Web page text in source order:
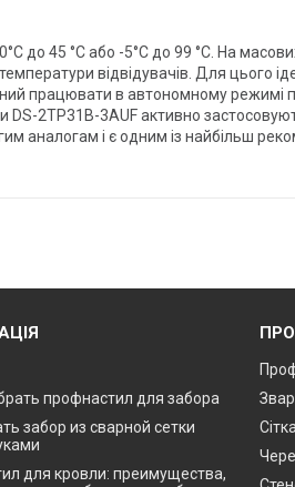
до 45 °C або -5°C до 99 °C. На
відвідувачів. Для цього
працювати в автономному
DS-2TP31B-3AUF активно
аналогам і є одним із найбільш
профнастил для забора
забор из сварной сетки
для кровли: преимущества,